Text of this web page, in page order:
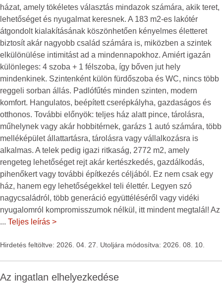
házat, amely tökéletes választás mindazok számára, akik teret,
lehetőséget és nyugalmat keresnek. A 183 m2-es lakótér
átgondolt kialakításának köszönhetően kényelmes életteret
biztosít akár nagyobb család számára is, miközben a szintek
elkülönülése intimitást ad a mindennapokhoz. Amiért igazán
különleges: 4 szoba + 1 félszoba, így bőven jut hely
mindenkinek. Szintenként külön fürdőszoba és WC, nincs több
reggeli sorban állás. Padlófűtés minden szinten, modern
komfort. Hangulatos, beépített cserépkályha, gazdaságos és
otthonos. További előnyök: teljes ház alatt pince, tárolásra,
műhelynek vagy akár hobbitérnek, garázs 1 autó számára, több
melléképület állattartásra, tárolásra vagy vállalkozásra is
alkalmas. A telek pedig igazi ritkaság, 2772 m2, amely
rengeteg lehetőséget rejt akár kertészkedés, gazdálkodás,
pihenőkert vagy további építkezés céljából. Ez nem csak egy
ház, hanem egy lehetőségekkel teli élettér. Legyen szó
nagycsaládról, több generáció együttéléséről vagy vidéki
nyugalomról kompromisszumok nélkül, itt mindent megtalál! Az
... Teljes leírás >
Hirdetés feltöltve: 2026. 04. 27. Utoljára módosítva: 2026. 08. 10.
Az ingatlan elhelyezkedése